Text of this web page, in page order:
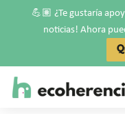
💪🏽 ¿Te gustaría
noticias! Ahora